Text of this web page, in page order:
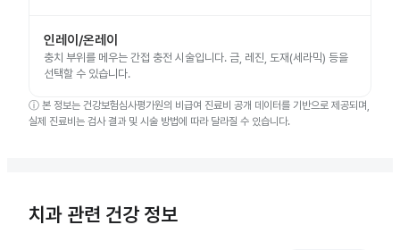
인레이/온레이
충치 부위를 메우는 간접 충전 시술입니다. 금, 레진, 도재(세라믹) 등을
선택할 수 있습니다.
ⓘ 본 정보는 건강보험심사평가원의 비급여 진료비 공개 데이터를 기반으로 제공되며,
실제 진료비는 검사 결과 및 시술 방법에 따라 달라질 수 있습니다.
치과 관련 건강 정보